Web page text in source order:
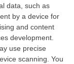
data, such as
by a device for
and content
development.
use precise
scanning. You
Nella
tutte le
fine di
e